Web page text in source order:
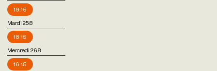
19:15
Mardi 25.8
18:15
Mercredi 26.8
16:15